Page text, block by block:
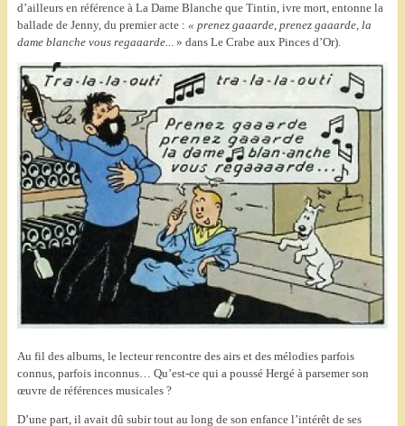
d’ailleurs en référence à La Dame Blanche que Tintin, ivre mort, entonne la
ballade de Jenny, du premier acte : « prenez gaaarde, prenez gaaarde, la
dame blanche vous regaaarde... » dans Le Crabe aux Pinces d’Or).
Au fil des albums, le lecteur rencontre des airs et des mélodies parfois
connus, parfois inconnus… Qu’est-ce qui a poussé Hergé à parsemer son
œuvre de références musicales ?
D’une part, il avait dû subir tout au long de son enfance l’intérêt de ses